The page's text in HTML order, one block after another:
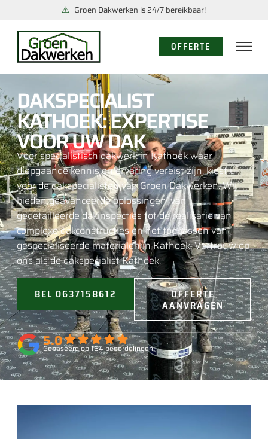
Groen Dakwerken is 24/7 bereikbaar!
OFFERTE
DAKSPECIALIST
KATHOEK: EXPERTISE
VOOR UW DAK
Voor specialistisch dakwerk in Kathoek waar
diepgaande kennis en ervaring vereist zijn, kiest u
voor de dakspecialisten van Groen Dakwerken. Wij
bieden geavanceerde oplossingen, van
gedetailleerde dakinspecties tot de realisatie van
complexe dakconstructies en het toepassen van
gespecialiseerde materialen in Kathoek. Vertrouw op
ons als de dakspecialist Kathoek.
BEL 0637158612 OFFERTE
AANVRAGEN
5.0
Gebaseerd op 164 beoordelingen